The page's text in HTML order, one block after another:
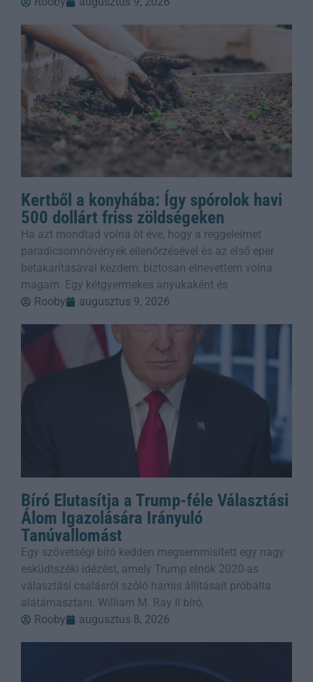
Kertből a konyhába: Így spórolok havi
500 dollárt friss zöldségeken
Ha azt mondtad volna öt éve, hogy a reggeleimet
paradicsomnövények ellenőrzésével és az első eper
betakarításával kezdem, biztosan elnevettem volna
magam. Egy kétgyermekes anyukaként és
Rooby
augusztus 9, 2026
Bíró Elutasítja a Trump-féle Választási
Álom Igazolására Irányuló
Tanúvallomást
Egy szövetségi bíró kedden megsemmisített egy nagy
esküdtszéki idézést, amely Trump elnök 2020-as
választási csalásról szóló hamis állításait próbálta
alátámasztani. William M. Ray II bíró,
Rooby
augusztus 8, 2026